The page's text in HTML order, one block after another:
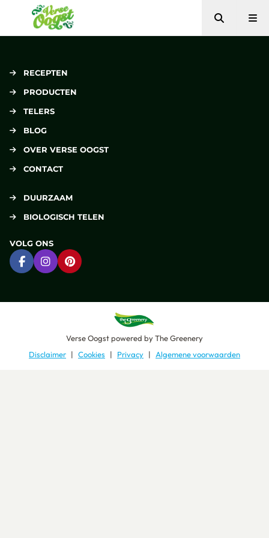
Verse Oogst
Zoeken
RECEPTEN
PRODUCTEN
TELERS
BLOG
OVER VERSE OOGST
CONTACT
DUURZAAM
BIOLOGISCH TELEN
VOLG ONS
Ga naar Facebook
Ga naar Instagram
Ga naar Pinterest
Verse Oogstpowered byThe Greenery
Disclaimer
Cookies Privacy Algemene voorwaarden